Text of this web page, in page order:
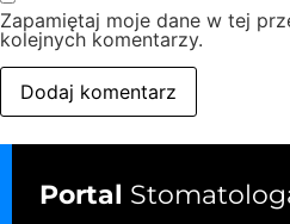
Zapamiętaj moje dane w tej
kolejnych komentarzy.
Portal